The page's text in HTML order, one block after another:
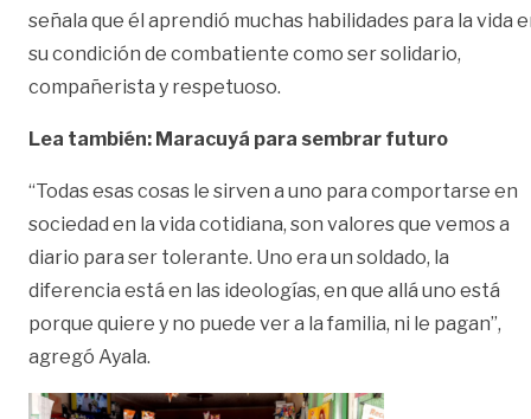
señala que él aprendió muchas habilidades para la vida
su condición de combatiente como ser solidario,
compañerista y respetuoso.
Lea también: Maracuyá para sembrar futuro
“Todas esas cosas le sirven a uno para comportarse en
sociedad en la vida cotidiana, son valores que vemos a
diario para ser tolerante. Uno era un soldado, la
diferencia está en las ideologías, en que allá uno está
porque quiere y no puede ver a la familia, ni le pagan”,
agregó Ayala.